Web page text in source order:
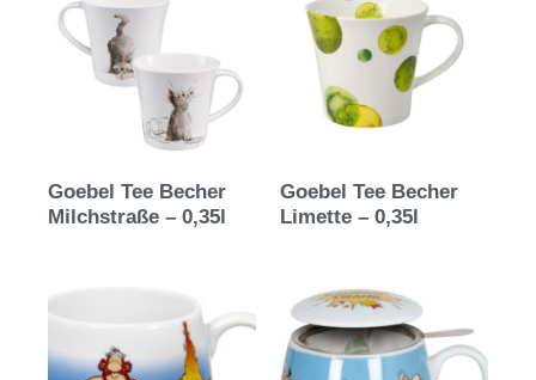
Goebel Tee Becher
Milchstraße – 0,35l
Goebel Tee Becher
Limette – 0,35l